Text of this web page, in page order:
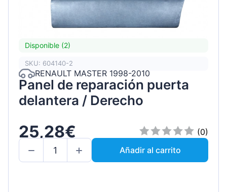
Disponible (2)
SKU: 604140-2
RENAULT MASTER 1998-2010
Panel de reparación puerta
delantera / Derecho
25,28€
(0)
Añadir al carrito